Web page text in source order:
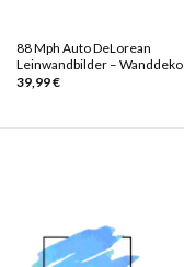
88 Mph Auto DeLorean
Leinwandbilder – Wanddeko
39,99€